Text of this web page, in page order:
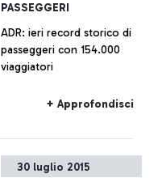
PASSEGGERI
ADR: ieri record storico di
passeggeri con 154.000
viaggiatori
+ Approfondisci
30 luglio 2015